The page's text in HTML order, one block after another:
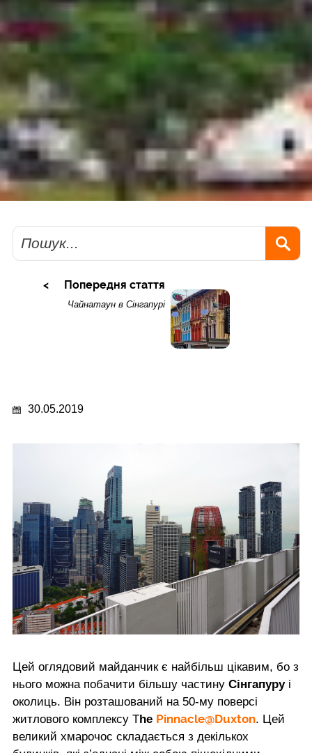
Пошук
Попередня стаття
Чайнатаун в Сінгапурі
30.05.2019
Цей оглядовий майданчик є найбільш цікавим, бо з
нього можна побачити більшу частину Сінгапуру і
околиць. Він розташований на 50-му поверсі
житлового комплексу The Pinnacle@Duxton. Цей
великий хмарочос складається з декількох